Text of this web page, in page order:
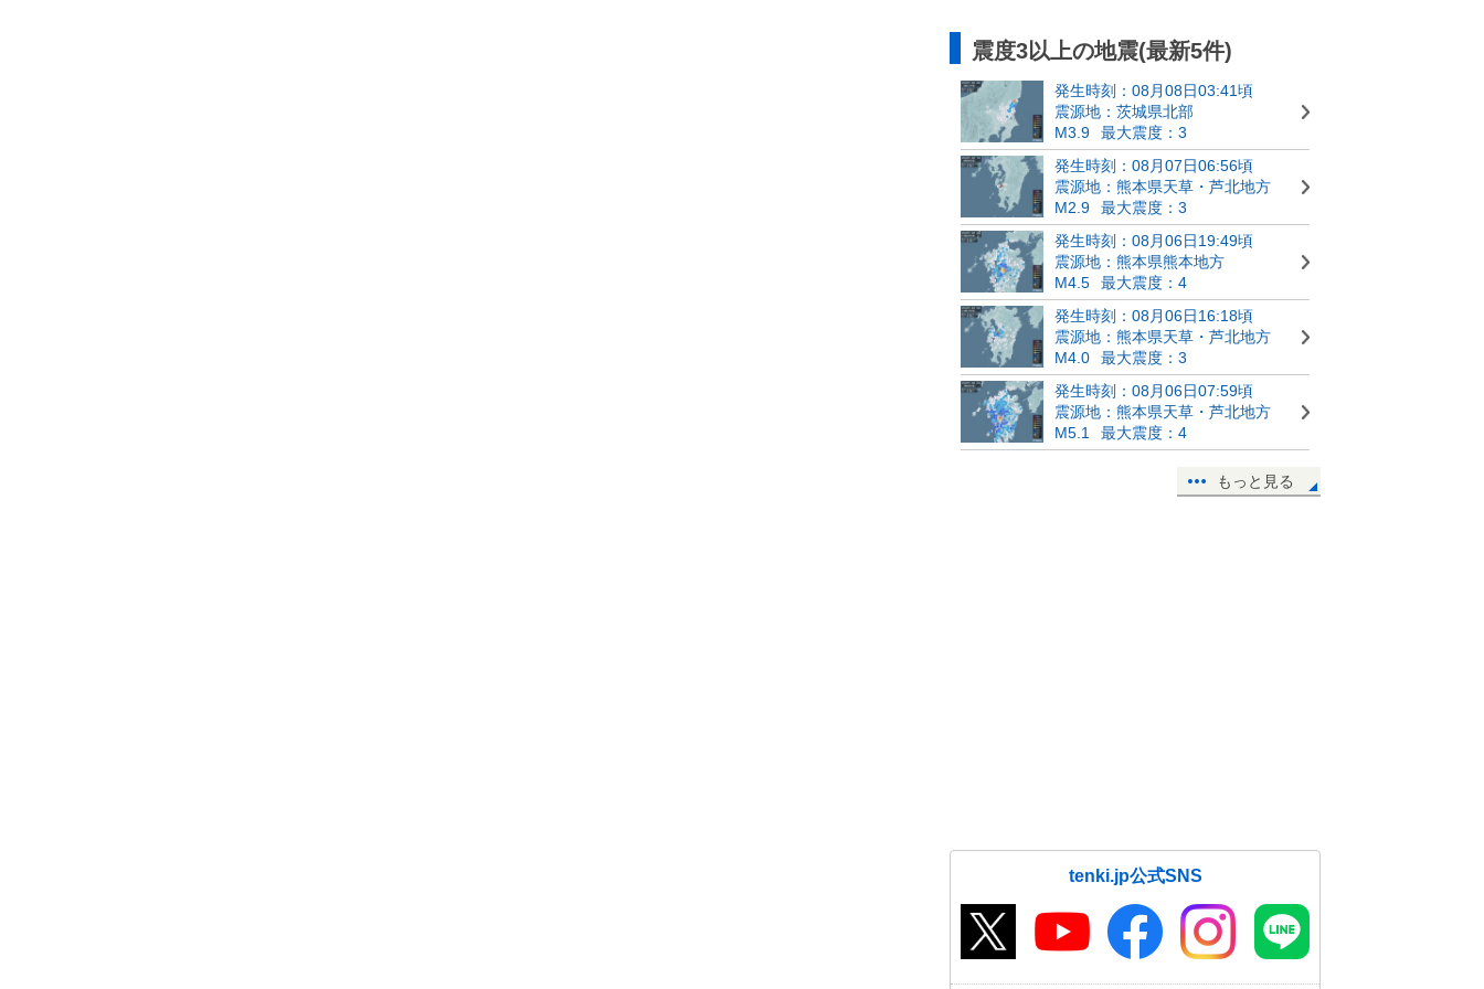
震度3以上の地震(最新5件)
発生時刻：08月08日03:41頃
震源地：茨城県北部
M3.9
最大震度：3
発生時刻：08月07日06:56頃
震源地：熊本県天草・芦北地方
M2.9
最大震度：3
発生時刻：08月06日19:49頃
震源地：熊本県熊本地方
M4.5
最大震度：4
発生時刻：08月06日16:18頃
震源地：熊本県天草・芦北地方
M4.0
最大震度：3
発生時刻：08月06日07:59頃
震源地：熊本県天草・芦北地方
M5.1
最大震度：4
もっと見る
tenki.jp公式SNS